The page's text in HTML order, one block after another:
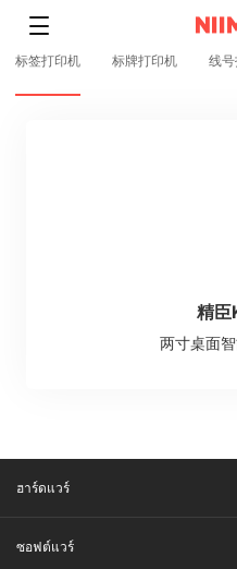
标签打印机 标牌打印机 线
精臣
两寸桌面
ฮาร์ดแวร์
ซอฟต์แวร์